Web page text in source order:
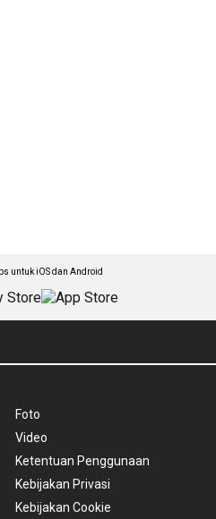
untuk iOS dan Android
Foto
Video
Ketentuan Penggunaan
Kebijakan Privasi
Kebijakan Cookie